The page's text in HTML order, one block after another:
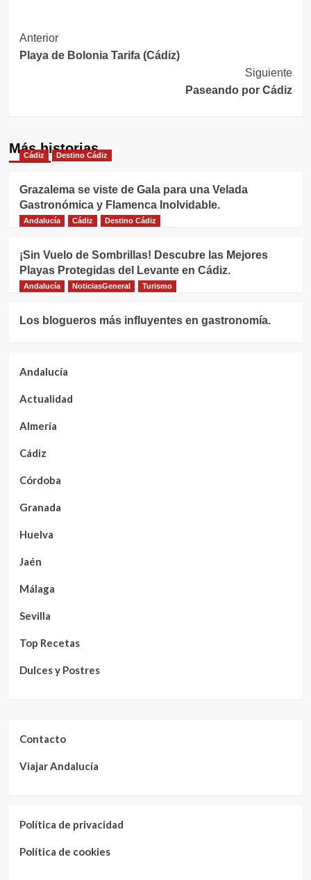
Navegación
de
Anterior
Playa de Bolonia Tarifa (Cádiz)
Siguiente
Paseando por Cádiz
Más historias
Cádiz Destino Cádiz
Grazalema se viste de Gala para una Velada
Gastronómica y Flamenca Inolvidable.
Andalucía Cádiz Destino Cádiz
¡Sin Vuelo de Sombrillas! Descubre las Mejores
Playas Protegidas del Levante en Cádiz.
Andalucía NoticiasGeneral Turismo
Los blogueros más influyentes en gastronomía.
Andalucía
Actualidad
Almería
Cádiz
Córdoba
Granada
Huelva
Jaén
Málaga
Sevilla
Top Recetas
Dulces y Postres
Contacto
Viajar Andalucía
Política de privacidad
Política de cookies